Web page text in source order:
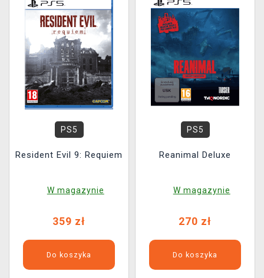
PS5
Resident Evil 9: Requiem
W magazynie
359 zł
Do koszyka
PS5
Reanimal Deluxe
W magazynie
270 zł
Do koszyka